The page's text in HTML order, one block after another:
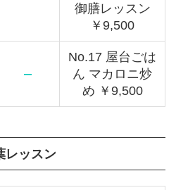
御膳レッスン
￥9,500
－
No.17 屋台ごは
ん マカロニ炒
め ￥9,500
レッスン